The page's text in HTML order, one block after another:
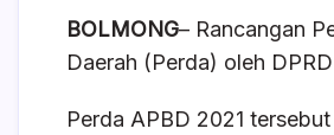
c
e
b
at
s
A
e
a
d
ar
e
BOLMONG– Rancangan
Daerah (Perda) oleh
Perda APBD 2021